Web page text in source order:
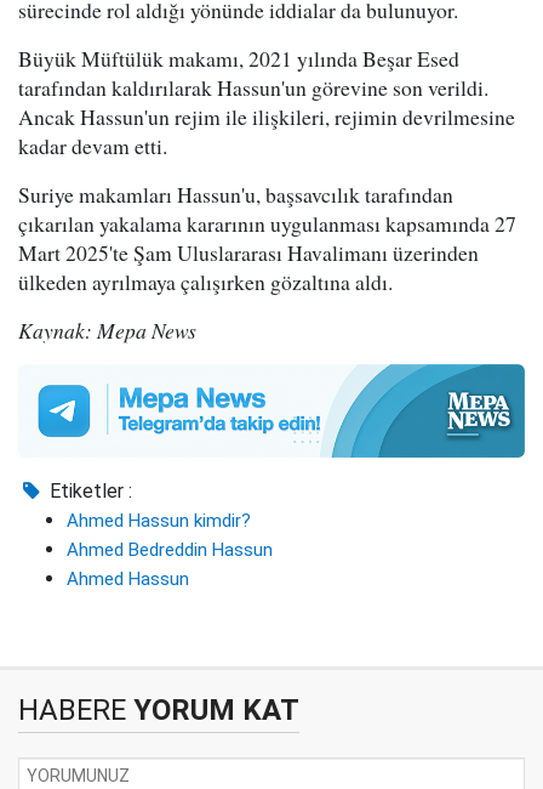
sürecinde rol aldığı yönünde iddialar da bulunuyor.
Büyük Müftülük makamı, 2021 yılında Beşar Esed
tarafından kaldırılarak Hassun'un görevine son verildi.
Ancak Hassun'un rejim ile ilişkileri, rejimin devrilmesine
kadar devam etti.
Suriye makamları Hassun'u, başsavcılık tarafından
çıkarılan yakalama kararının uygulanması kapsamında 27
Mart 2025'te Şam Uluslararası Havalimanı üzerinden
ülkeden ayrılmaya çalışırken gözaltına aldı.
Kaynak: Mepa News
Etiketler :
Ahmed Hassun kimdir?
Ahmed Bedreddin Hassun
Ahmed Hassun
HABERE YORUM KAT